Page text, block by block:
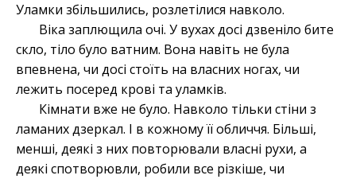
Уламки збільшились, розлетілися навколо.
Віка заплющила очі. У вухах досі дзвеніло бите
скло, тіло було ватним. Вона навіть не була
впевнена, чи досі стоїть на власних ногах, чи
лежить посеред крові та уламків.
Кімнати вже не було. Навколо тільки стіни з
ламаних дзеркал. І в кожному її обличчя. Більші,
менші, деякі з них повторювали власні рухи, а
деякі спотворювли, робили все різкіше, чи